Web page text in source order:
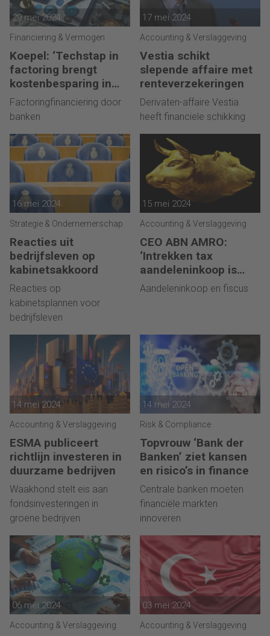
29 mei 2024
Financiering & Vermogen
Koepel: ‘Techstap in
factoring brengt
kostenbesparing in
bankfinanciering”
Factoringfinanciering door
banken
17 mei 2024
Accounting & Verslaggeving
Vestia schikt
slepende affaire met
renteverzekeringen
Derivaten-affaire Vestia
heeft financiele schikking
16 mei 2024
Strategie & Ondernemerschap
Reacties uit
bedrijfsleven op
kabinetsakkoord
Reacties op
kabinetsplannen voor
bedrijfsleven
15 mei 2024
Accounting & Verslaggeving
CEO ABN AMRO:
‘Intrekken tax
aandeleninkoop is
positief signaal’
Aandeleninkoop en fiscus
14 mei 2024
Accounting & Verslaggeving
ESMA publiceert
richtlijn investeren in
duurzame bedrijven
Waakhond stelt eis aan
fondsinvesteringen in
groene bedrijven
14 mei 2024
Risk & Compliance
Topvrouw ‘Bank der
Banken’ ziet kansen
en risico’s in finance
Centrale banken moeten
financiële markten
innoveren
06 mei 2024
Accounting & Verslaggeving
03 mei 2024
Accounting & Verslaggeving